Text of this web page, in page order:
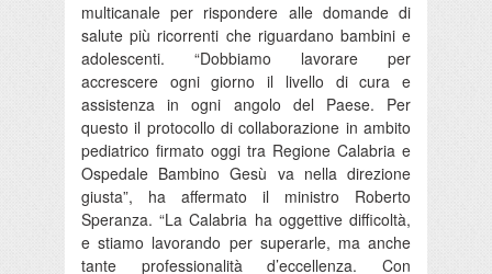
multicanale per rispondere alle domande di
salute più ricorrenti che riguardano bambini e
adolescenti. “Dobbiamo lavorare per
accrescere ogni giorno il livello di cura e
assistenza in ogni angolo del Paese. Per
questo il protocollo di collaborazione in ambito
pediatrico firmato oggi tra Regione Calabria e
Ospedale Bambino Gesù va nella direzione
giusta”, ha affermato il ministro Roberto
Speranza. “La Calabria ha oggettive difficoltà,
e stiamo lavorando per superarle, ma anche
tante professionalità d’eccellenza. Con